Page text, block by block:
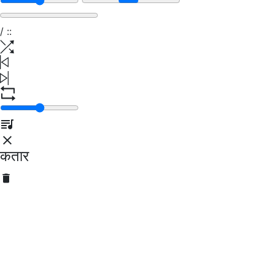
/ ::
कतार